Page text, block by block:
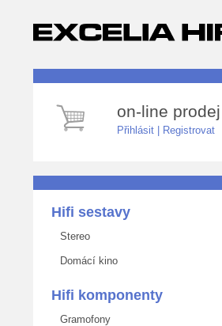
on-line prodej
Přihlásit Registrovat
Hifi sestavy
Stereo
Domácí kino
Hifi komponenty
Gramofony